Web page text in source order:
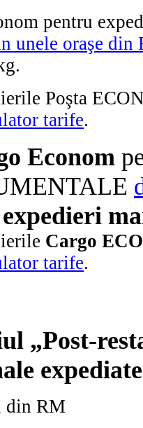
pentru
unele oraşe din
Poşta
tarife.
Econom
Cargo
tarife.
„Post-
din RM